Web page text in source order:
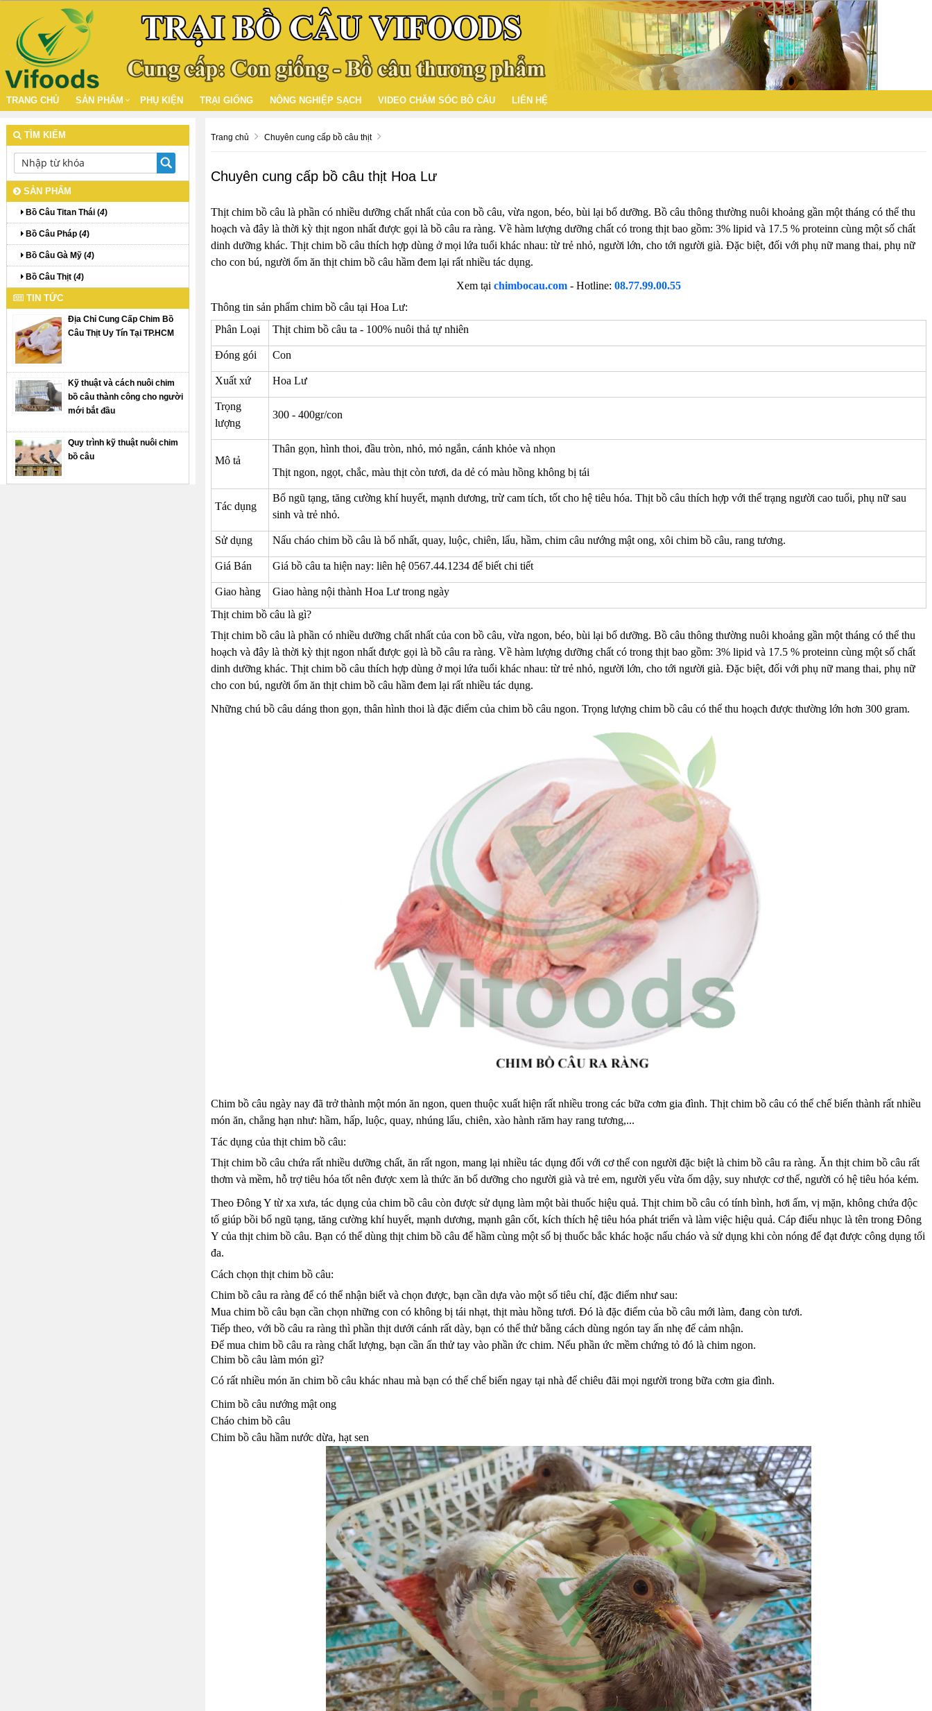
TRANG CHỦ SẢN PHẨM PHỤ KIỆN TRẠI GIỐNG NÔNG NGHIỆP SẠCH VIDEO CHĂM SÓC BỒ CÂU LIÊN HỆ
Trang chủ Chuyên cung cấp bồ câu thịt
Chuyên cung cấp bồ câu thịt Hoa Lư
Thịt chim bồ câu là phần có nhiều dưỡng chất nhất của con bồ câu, vừa ngon, béo, bùi lại bổ dưỡng. Bồ câu thông thường nuôi khoảng gần một tháng có thể thu
hoạch và đây là thời kỳ thịt ngon nhất được gọi là bồ câu ra ràng. Về hàm lượng dưỡng chất có trong thịt bao gồm: 3% lipid và 17.5 % proteinn cùng một số chất
dinh dưỡng khác. Thịt chim bồ câu thích hợp dùng ở mọi lứa tuổi khác nhau: từ trẻ nhỏ, người lớn, cho tới người già. Đặc biệt, đối với phụ nữ mang thai, phụ nữ
cho con bú, người ốm ăn thịt chim bồ câu hầm đem lại rất nhiều tác dụng.
Xem tại chimbocau.com- Hotline: 08.77.99.00.55
Thông tin sản phẩm chim bồ câu tại Hoa Lư:
Phân Loại
Thịt chim bồ câu ta - 100% nuôi thả tự nhiên
Đóng gói Con
Xuất xứ Hoa Lư
Trọng
lượng
300 - 400gr/con
Mô tả
Thân gọn, hình thoi, đầu tròn, nhỏ, mỏ ngắn, cánh khỏe và nhọn
Thịt ngon, ngọt, chắc, màu thịt còn tươi, da dẻ có màu hồng không bị tái
Tác dụng
Bổ ngũ tạng, tăng cường khí huyết, mạnh dương, trừ cam tích, tốt cho hệ tiêu hóa. Thịt bồ câu thích hợp với thể trạng người cao tuổi, phụ nữ sau
sinh và trẻ nhỏ.
Sử dụng Nấu cháo chim bồ câu là bổ nhất, quay, luộc, chiên, lẩu, hầm, chim câu nướng mật ong, xôi chim bồ câu, rang tương.
Giá Bán Giá bồ câu ta hiện nay: liên hệ 0567.44.1234 để biết chi tiết
Giao hàng
Giao hàng nội thành Hoa Lư trong ngày
Thịt chim bồ câu là gì?
Thịt chim bồ câu là phần có nhiều dưỡng chất nhất của con bồ câu, vừa ngon, béo, bùi lại bổ dưỡng. Bồ câu thông thường nuôi khoảng gần một tháng có thể thu
hoạch và đây là thời kỳ thịt ngon nhất được gọi là bồ câu ra ràng. Về hàm lượng dưỡng chất có trong thịt bao gồm: 3% lipid và 17.5 % proteinn cùng một số chất
dinh dưỡng khác. Thịt chim bồ câu thích hợp dùng ở mọi lứa tuổi khác nhau: từ trẻ nhỏ, người lớn, cho tới người già. Đặc biệt, đối với phụ nữ mang thai, phụ nữ
cho con bú, người ốm ăn thịt chim bồ câu hầm đem lại rất nhiều tác dụng.
Những chú bồ câu dáng thon gọn, thân hình thoi là đặc điểm của chim bồ câu ngon. Trọng lượng chim bồ câu có thể thu hoạch được thường lớn hơn 300 gram.
Chim bồ câu ngày nay đã trở thành một món ăn ngon, quen thuộc xuất hiện rất nhiều trong các bữa cơm gia đình. Thịt chim bồ câu có thể chế biến thành rất nhiều
món ăn, chẳng hạn như: hầm, hấp, luộc, quay, nhúng lẩu, chiên, xào hành răm hay rang tương,...
Tác dụng của thịt chim bồ câu:
Thịt chim bồ câu chứa rất nhiều dưỡng chất, ăn rất ngon, mang lại nhiều tác dụng đối với cơ thể con người đặc biệt là chim bồ câu ra ràng. Ăn thịt chim bồ câu rất
thơm và mềm, hỗ trợ tiêu hóa tốt nên được xem là thức ăn bổ dưỡng cho người già và trẻ em, người yếu vừa ốm dậy, suy nhược cơ thể, người có hệ tiêu hóa kém.
Theo Đông Y từ xa xưa, tác dụng của chim bồ câu còn được sử dụng làm một bài thuốc hiệu quả. Thịt chim bồ câu có tính bình, hơi ấm, vị mặn, không chứa độc
tố giúp bồi bổ ngũ tạng, tăng cường khí huyết, mạnh dương, mạnh gân cốt, kích thích hệ tiêu hóa phát triển và làm việc hiệu quả. Cáp điểu nhục là tên trong Đông
Y của thịt chim bồ câu. Bạn có thể dùng thịt chim bồ câu để hầm cùng một số bị thuốc bắc khác hoặc nấu cháo và sử dụng khi còn nóng để đạt được công dụng tối
đa.
Cách chọn thịt chim bồ câu:
Chim bồ câu ra ràng để có thể nhận biết và chọn được, bạn cần dựa vào một số tiêu chí, đặc điểm như sau:
Mua chim bồ câu bạn cần chọn những con có không bị tái nhạt, thịt màu hồng tươi. Đó là đặc điểm của bồ câu mới làm, đang còn tươi.
Tiếp theo, với bồ câu ra ràng thì phần thịt dưới cánh rất dày, bạn có thể thử bằng cách dùng ngón tay ấn nhẹ để cảm nhận.
Để mua chim bồ câu ra ràng chất lượng, bạn cần ấn thử tay vào phần ức chim. Nếu phần ức mềm chứng tỏ đó là chim ngon.
Chim bồ câu làm món gì?
Có rất nhiều món ăn chim bồ câu khác nhau mà bạn có thể chế biến ngay tại nhà để chiêu đãi mọi người trong bữa cơm gia đình.
Chim bồ câu nướng mật ong
Cháo chim bồ câu
Chim bồ câu hầm nước dừa, hạt sen
TÌM KIẾM
SẢN PHẨM
Bồ Câu Titan Thái (4)
Bồ Câu Pháp (4)
Bồ Câu Gà Mỹ (4)
Bồ Câu Thịt (4)
TIN TỨC
Địa Chỉ Cung Cấp Chim Bồ
Câu Thịt Uy Tín Tại TP.HCM
Kỹ thuật và cách nuôi chim
bồ câu thành công cho người
mới bắt đầu
Quy trình kỹ thuật nuôi chim
bồ câu